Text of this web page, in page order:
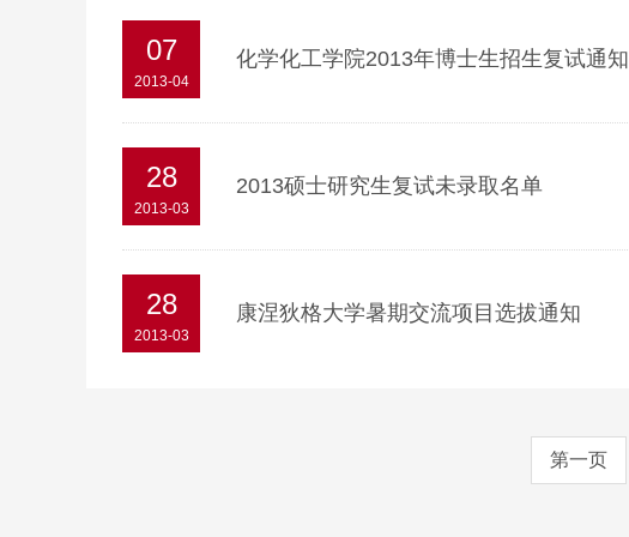
07
2013-04
化学化工学院2013年博士生招生复试通知
28
2013-03
2013硕士研究生复试未录取名单
28
2013-03
康涅狄格大学暑期交流项目选拔通知
第一页